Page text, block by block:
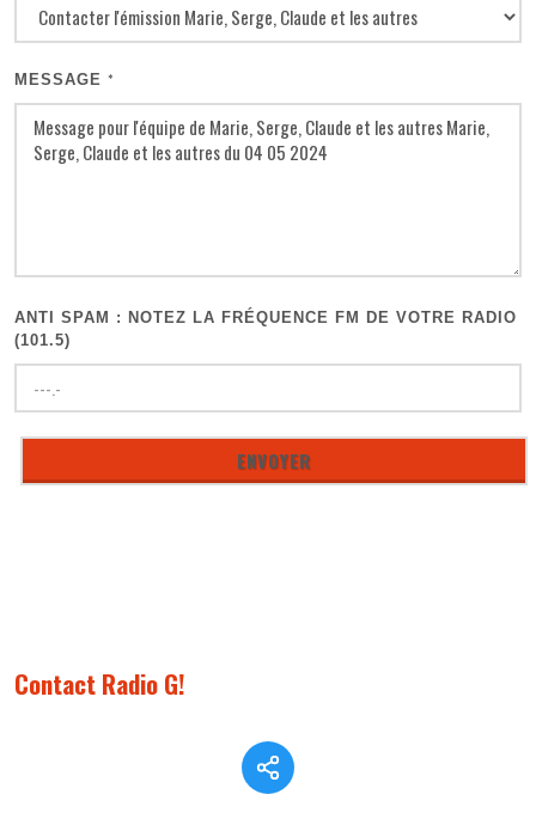
MESSAGE *
ANTI SPAM : NOTEZ LA FRÉQUENCE FM DE VOTRE RADIO
(101.5)
Contact Radio G!